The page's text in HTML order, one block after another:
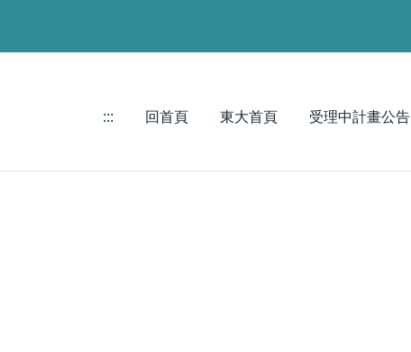
::: 回首頁 東大首頁 受理中計畫公告